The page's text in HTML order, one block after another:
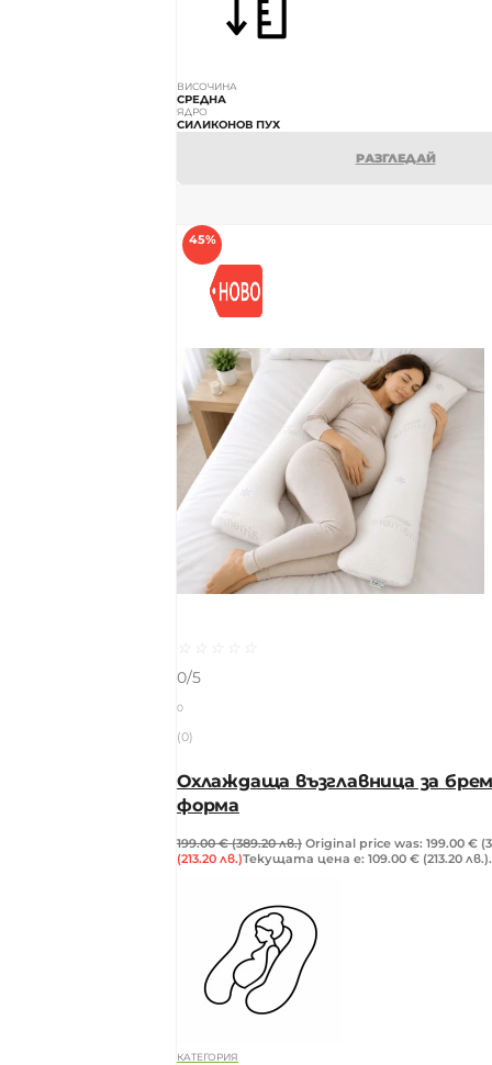
ВИСОЧИНА
СРЕДНА
ЯДРО
СИЛИКОНОВ ПУХ
РАЗГЛЕДАЙ
45%
☆ ☆ ☆ ☆
☆
0/5
0
(0)
Охлаждаща възглавница за
форма
199.00€ (389.20 лв.) Original price was: 199.00 €
(213.20 лв.)Текущата цена е: 109.00 € (213.20 лв.).
КАТЕГОРИЯ